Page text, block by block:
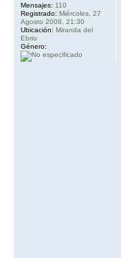
Mensajes: 110
Registrado: Miércoles, 27
Agosto 2008, 21:30
Ubicación: Miranda del
Ebrio
Género: